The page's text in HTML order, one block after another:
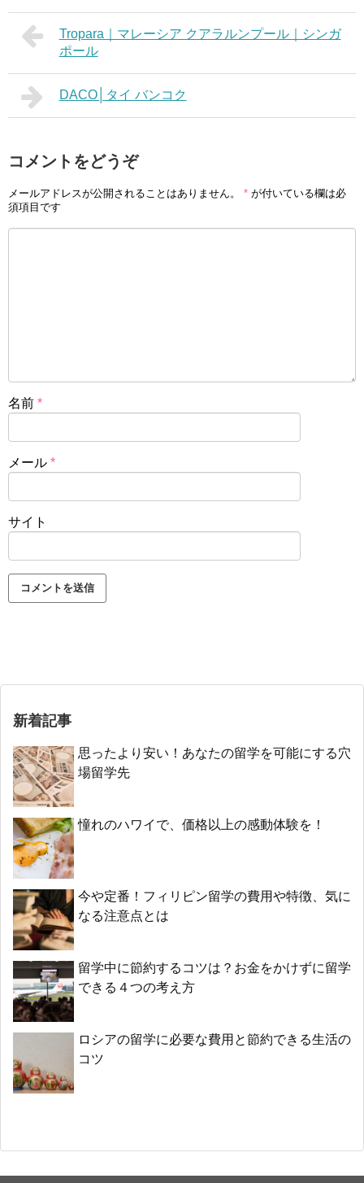
Tropara｜マレーシア クアラルンプール｜シンガ
ポール
DACO│タイ バンコク
コメントをどうぞ
メールアドレスが公開されることはありません。 * が付いている欄は必
須項目です
名前 *
メール *
サイト
新着記事
思ったより安い！あなたの留学を可能にする穴
場留学先
憧れのハワイで、価格以上の感動体験を！
今や定番！フィリピン留学の費用や特徴、気に
なる注意点とは
留学中に節約するコツは？お金をかけずに留学
できる４つの考え方
ロシアの留学に必要な費用と節約できる生活の
コツ